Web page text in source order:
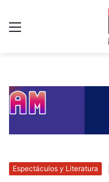
Espectáculos y Literatura